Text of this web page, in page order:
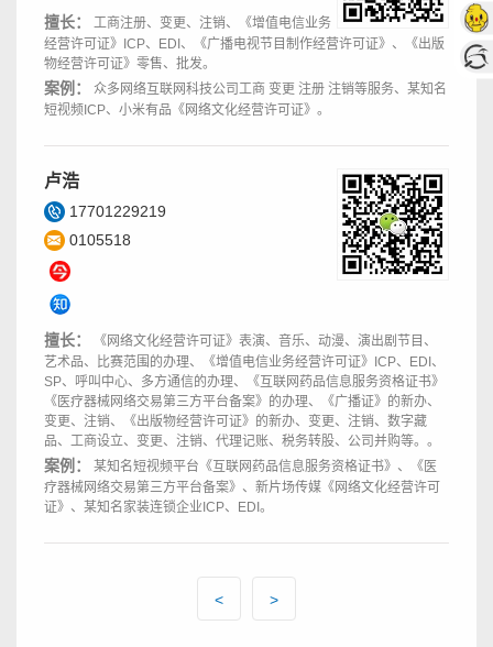
擅长：
工商注册、变更、注销、《增值电信业务
经营许可证》ICP、EDI、《广播电视节目制作经营许可证》、《出版
物经营许可证》零售、批发。
案例：
众多网络互联网科技公司工商 变更 注册 注销等服务、某知名
短视频ICP、小米有品《网络文化经营许可证》。
卢浩
17701229219
0105518
擅长：
《网络文化经营许可证》表演、音乐、动漫、演出剧节目、
艺术品、比赛范围的办理、《增值电信业务经营许可证》ICP、EDI、
SP、呼叫中心、多方通信的办理、《互联网药品信息服务资格证书》
《医疗器械网络交易第三方平台备案》的办理、《广播证》的新办、
变更、注销、《出版物经营许可证》的新办、变更、注销、数字藏
品、工商设立、变更、注销、代理记账、税务转股、公司并购等。。
案例：
某知名短视频平台《互联网药品信息服务资格证书》、《医
疗器械网络交易第三方平台备案》、新片场传媒《网络文化经营许可
证》、某知名家装连锁企业ICP、EDI。
< >